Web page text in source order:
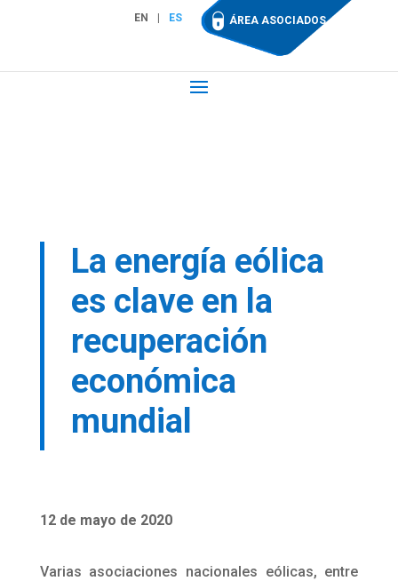
EN ES ÁREA ASOCIADOS
La energía eólica
es clave en la
recuperación
económica
mundial
12 de mayo de 2020
Varias asociaciones nacionales eólicas, entre